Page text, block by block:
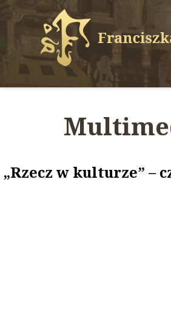
„Rzecz w kulturze” –